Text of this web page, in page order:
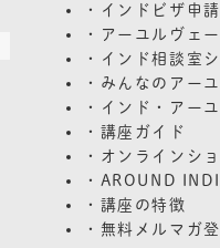
・インドビザ申
・アーユルヴェ
・インド相談室
・みんなのアー
・インド・アー
・講座ガイド
・オンラインシ
・AROUND
・講座の特徴
・無料メルマガ